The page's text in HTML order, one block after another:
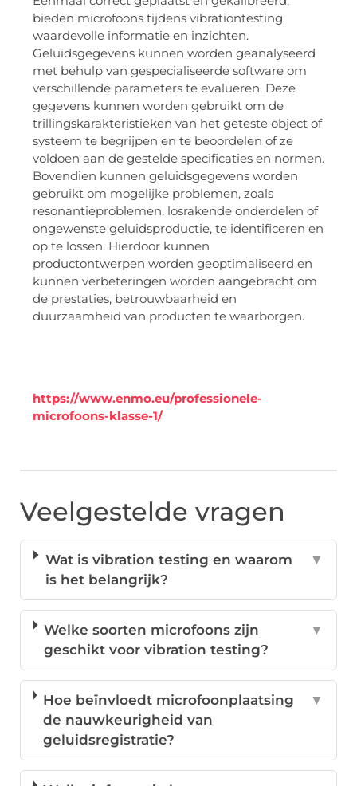
bieden microfoons tijdens vibrationtesting
waardevolle informatie en inzichten.
Geluidsgegevens kunnen worden geanalyseerd
met behulp van gespecialiseerde software om
verschillende parameters te evalueren. Deze
gegevens kunnen worden gebruikt om de
trillingskarakteristieken van het geteste object of
systeem te begrijpen en te beoordelen of ze
voldoen aan de gestelde specificaties en normen.
Bovendien kunnen geluidsgegevens worden
gebruikt om mogelijke problemen, zoals
resonantieproblemen, losrakende onderdelen of
ongewenste geluidsproductie, te identificeren en
op te lossen. Hierdoor kunnen
productontwerpen worden geoptimaliseerd en
kunnen verbeteringen worden aangebracht om
de prestaties, betrouwbaarheid en
duurzaamheid van producten te waarborgen.
https://www.enmo.eu/professionele-
microfoons-klasse-1/
Veelgestelde vragen
Wat is vibration testing en waarom
is het belangrijk?
▼
Welke soorten microfoons zijn
geschikt voor vibration testing?
▼
Hoe beïnvloedt microfoonplaatsing
de nauwkeurigheid van
geluidsregistratie?
▼